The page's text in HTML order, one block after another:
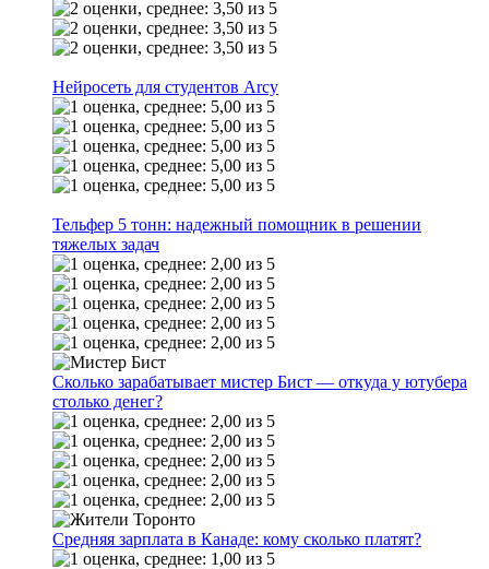
Нейросеть для студентов Arcy
Тельфер 5 тонн: надежный помощник в решении
тяжелых задач
Сколько зарабатывает мистер Бист — откуда у ютубера
столько денег?
Средняя зарплата в Канаде: кому сколько платят?